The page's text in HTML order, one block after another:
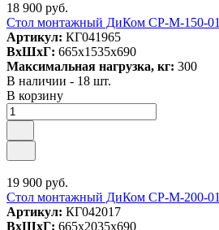
18 900 руб.
Стол монтажный ДиКом СР-М-150-01
Артикул: КГ041965
ВxШxГ: 665x1535x690
Максимальная нагрузка, кг: 300
В наличии - 18 шт.
В корзину
19 900 руб.
Стол монтажный ДиКом СР-М-200-01
Артикул: КГ042017
ВxШxГ: 665x2035x690